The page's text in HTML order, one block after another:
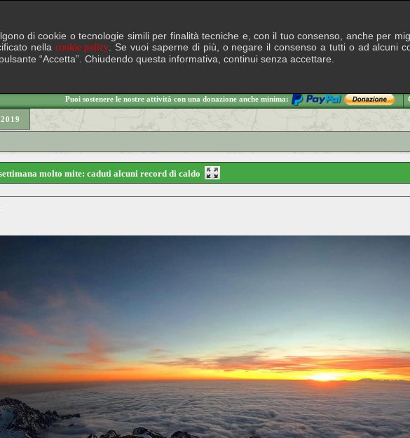
Puoi sostenere le nostre attività con una donazione anche minima:
2019
molto mite: caduti alcuni record di caldo
di cookie o tecnologie simili per finalità tecniche e, con il tuo consenso, anche per
nella cookie policy . Se vuoi saperne di più, o negare il consenso a tutti o ad alcuni
“Accetta”. Chiudendo questa informativa, continui senza accettare.